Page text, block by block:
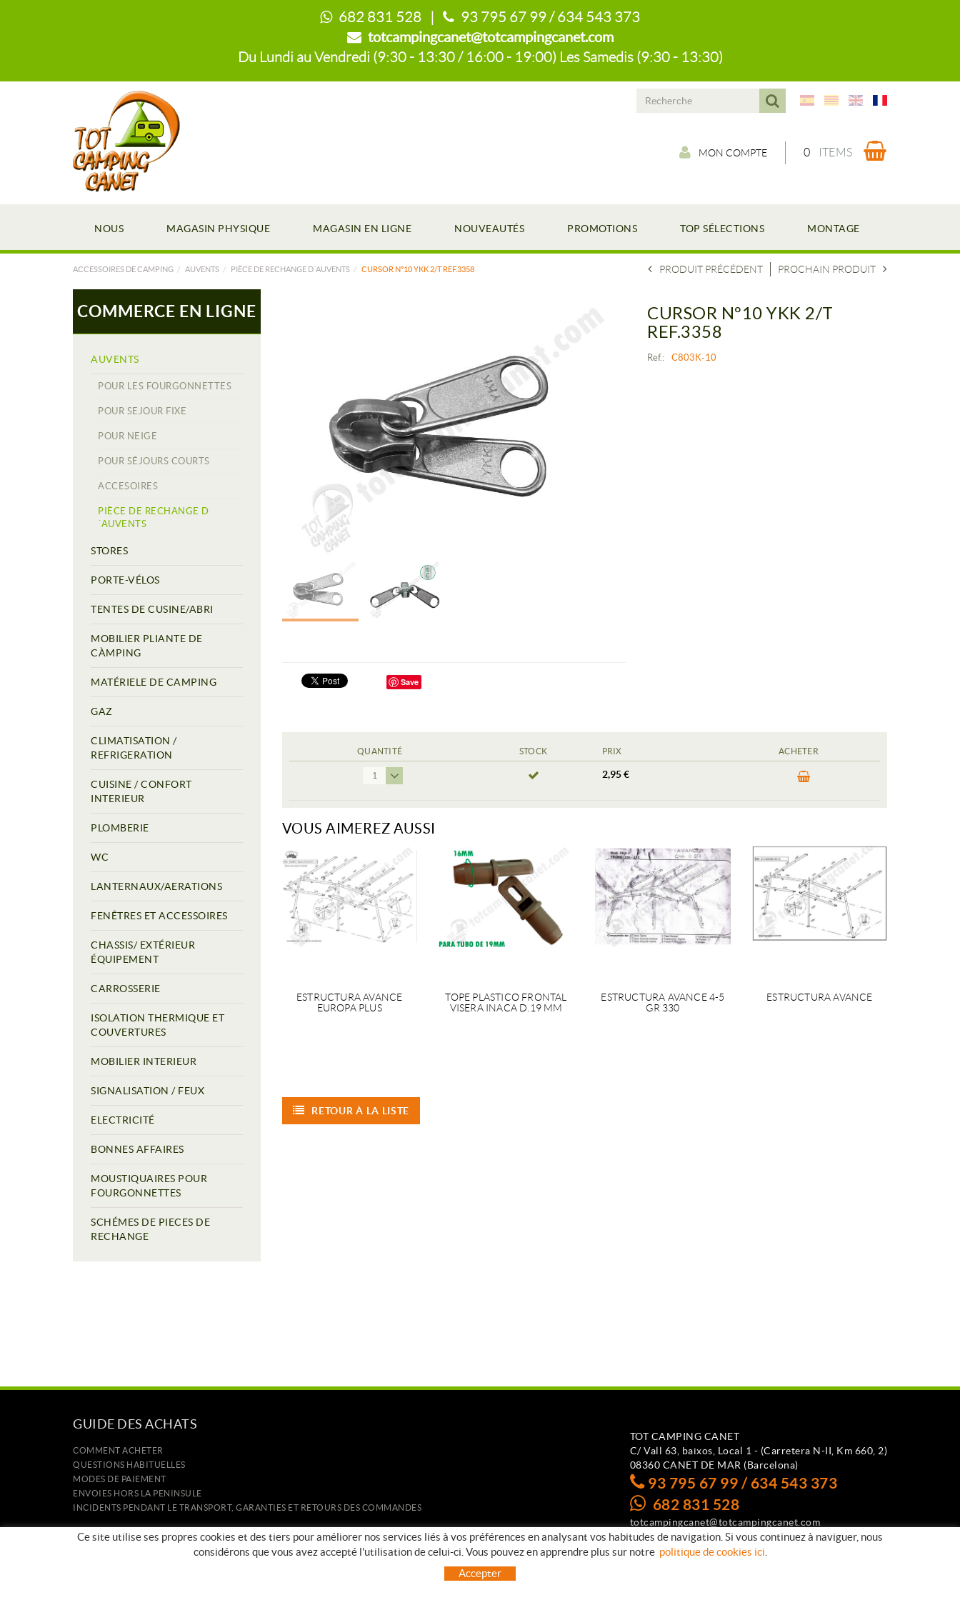
682 831 528 |
93 795 67 99 / 634 543 373
totcampingcanet@totcampingcanet.com
Du Lundi au Vendredi (9:30 - 13:30 / 16:00 - 19:00) Les Samedis (9:30 - 13:30)
MON COMPTE 0 ITEMS
NOUS MAGASIN PHYSIQUE MAGASIN EN LIGNE NOUVEAUTÉS PROMOTIONS TOP SÉLECTIONS MONTAGE
ACCESSOIRES DE CAMPING AUVENTS PIÈCE DE RECHANGE D´AUVENTS CURSOR Nº10 YKK 2/T REF.3358
COMMERCE EN LIGNE
AUVENTS
POUR LES FOURGONNETTES
POUR SEJOUR FIXE
POUR NEIGE
POUR SÉJOURS COURTS
ACCESOIRES
PIÈCE DE RECHANGE D
´AUVENTS
STORES
PORTE-VÉLOS
TENTES DE CUSINE/ABRI
MOBILIER PLIANTE DE
CÀMPING
MATÉRIELE DE CAMPING
GAZ
CLIMATISATION /
REFRIGERATION
CUISINE / CONFORT
INTERIEUR
PLOMBERIE
WC
LANTERNAUX/AERATIONS
FENÊTRES ET ACCESSOIRES
CHASSIS/ EXTÉRIEUR
ÉQUIPEMENT
CARROSSERIE
ISOLATION THERMIQUE ET
COUVERTURES
MOBILIER INTERIEUR
SIGNALISATION / FEUX
ELECTRICITÉ
BONNES AFFAIRES
MOUSTIQUAIRES POUR
FOURGONNETTES
SCHÉMES DE PIECES DE
RECHANGE
PROCHAIN PRODUIT
PRODUIT PRÉCÉDENT
Save
CURSOR Nº10 YKK 2/T
REF.3358
Ref.: C803K-10
QUANTITÉ STOCK PRIX ACHETER
1 2,95 €
VOUS AIMEREZ AUSSI
ESTRUCTURA AVANCE
EUROPA PLUS
TOPE PLASTICO FRONTAL
VISERA INACA D.19 MM
ESTRUCTURA AVANCE 4-5
GR 330
ESTRUCTURA AVANCE
RETOUR À LA LISTE
GUIDE DES ACHATS
COMMENT ACHETER
QUESTIONS HABITUELLES
MODES DE PAIEMENT
ENVOIES HORS LA PENINSULE
INCIDENTS PENDANT LE TRANSPORT, GARANTIES ET RETOURS DES COMMANDES
ACCUEIL
TOT CAMPING CANET
C/ Vall 63, baixos, Local 1 - (Carretera N-II, Km 660, 2)
08360 CANET DE MAR (Barcelona)
93 795 67 99 / 634 543 373
682 831 528
totcampingcanet@totcampingcanet.com
Ce site utilise ses propres cookies et des tiers pour améliorer nos services liés à vos préférences en analysant vos habitudes de navigation. Si vous continuez à naviguer, nous
considérons que vous avez accepté l'utilisation de celui-ci. Vous pouvez en apprendre plus sur notre politique de cookies ici
Accepter